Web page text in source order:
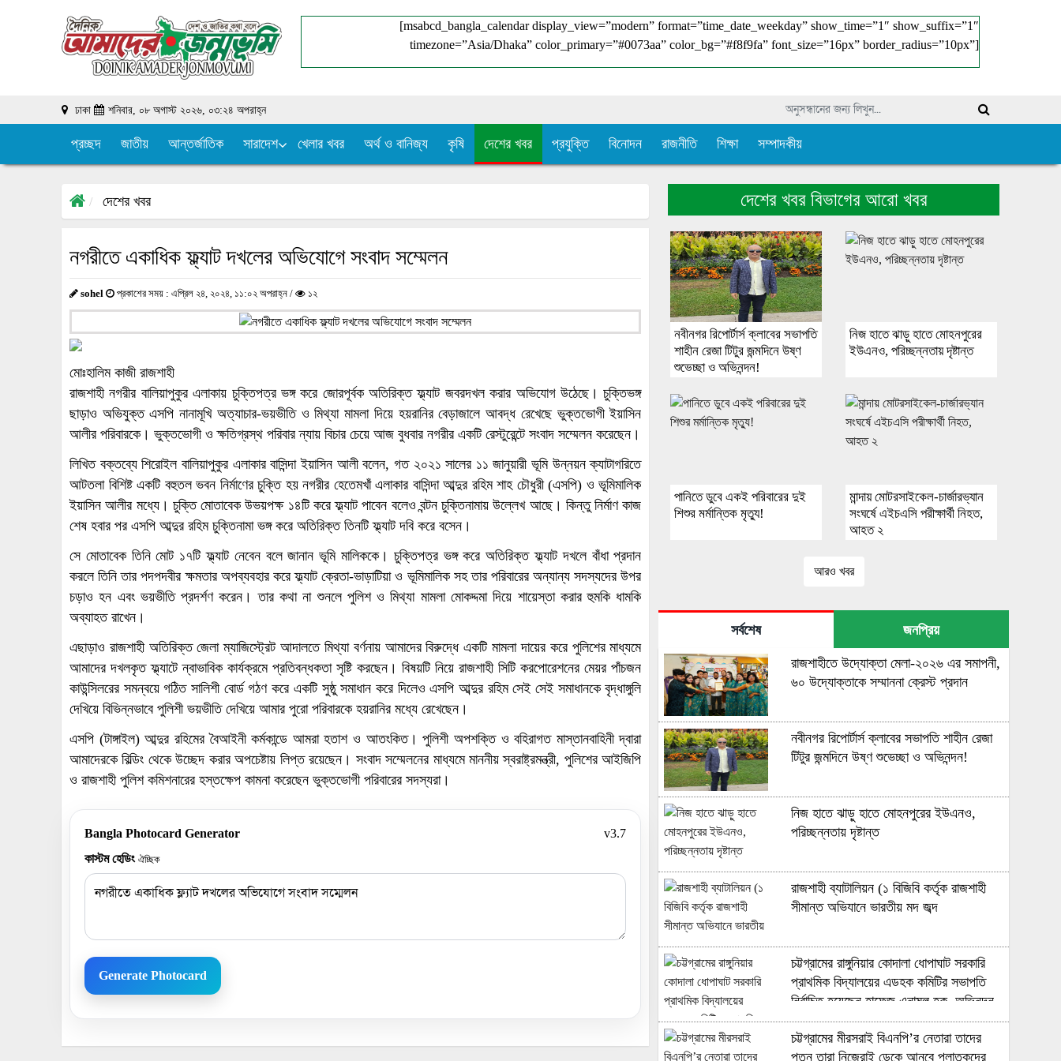
[msabcd_bangla_calendar display_view=”modern” format=”time_date_weekday” show_time=”1″ show_suffix=”1″
timezone=”Asia/Dhaka” color_primary=”#0073aa” color_bg=”#f8f9fa” font_size=”16px” border_radius=”10px”]
ঢাকা শনিবার, ০৮ অগাস্ট ২০২৬, ০৩:২৪ অপরাহ্ন
প্রচ্ছদ জাতীয় আন্তর্জাতিক সারাদেশ খেলার খবর অর্থ ও বানিজ্য কৃষি দেশের খবর প্রযুক্তি বিনোদন রাজনীতি শিক্ষা সম্পাদকীয়
দেশের খবর
নগরীতে একাধিক ফ্ল্যাট দখলের অভিযোগে সংবাদ সম্মেলন
sohel প্রকাশের সময় : এপ্রিল ২৪, ২০২৪, ১১:০২ অপরাহ্ন / ১২
মোঃহালিম কাজী রাজশাহী
রাজশাহী নগরীর বালিয়াপুকুর এলাকায় চুক্তিপত্র ভঙ্গ করে জোরপূর্বক অতিরিক্ত ফ্ল্যাট জবরদখল করার অভিযোগ উঠেছে। চুক্তিভঙ্গ
ছাড়াও অভিযুক্ত এসপি নানামূখি অত্যাচার-ভয়ভীতি ও মিথ্যা মামলা দিয়ে হয়রানির বেড়াজালে আবদ্ধ রেখেছে ভুক্তভোগী ইয়াসিন
আলীর পরিবারকে। ভুক্তভোগী ও ক্ষতিগ্রস্থ পরিবার ন্যায় বিচার চেয়ে আজ বুধবার নগরীর একটি রেস্টুরেন্টে সংবাদ সম্মেলন করেছেন।
লিখিত বক্তব্যে শিরোইল বালিয়াপুকুর এলাকার বাসিন্দা ইয়াসিন আলী বলেন, গত ২০২১ সালের ১১ জানুয়ারী ভূমি উন্নয়ন ক্যাটাগরিতে
আটতলা বিশিষ্ট একটি বহুতল ভবন নির্মাণের চুক্তি হয় নগরীর হেতেমখাঁ এলাকার বাসিন্দা আব্দুর রহিম শাহ চৌধুরী (এসপি) ও ভূমিমালিক
ইয়াসিন আলীর মধ্যে। চুক্তি মোতাবেক উভয়পক্ষ ১৪টি করে ফ্ল্যাট পাবেন বলেও বন্টন চুক্তিনামায় উল্লেখ আছে। কিন্তু নির্মাণ কাজ
শেষ হবার পর এসপি আব্দুর রহিম চুক্তিনামা ভঙ্গ করে অতিরিক্ত তিনটি ফ্ল্যাট দবি করে বসেন।
সে মোতাবেক তিনি মোট ১৭টি ফ্ল্যাট নেবেন বলে জানান ভূমি মালিককে। চুক্তিপত্র ভঙ্গ করে অতিরিক্ত ফ্ল্যাট দখলে বাঁধা প্রদান
করলে তিনি তার পদপদবীর ক্ষমতার অপব্যবহার করে ফ্ল্যাট ক্রেতা-ভাড়াটিয়া ও ভূমিমালিক সহ তার পরিবারের অন্যান্য সদস্যদের উপর
চড়াও হন এবং ভয়ভীতি প্রদর্শণ করেন। তার কথা না শুনলে পুলিশ ও মিথ্যা মামলা মোকদ্দমা দিয়ে শায়েস্তা করার হুমকি ধামকি
অব্যাহত রাখেন।
এছাড়াও রাজশাহী অতিরিক্ত জেলা ম্যাজিস্ট্রেট আদালতে মিথ্যা বর্ণনায় আমাদের বিরুদ্ধে একটি মামলা দায়ের করে পুলিশের মাধ্যমে
আমাদের দখলকৃত ফ্ল্যাটে ন্বাভাবিক কার্যক্রমে প্রতিবন্ধকতা সৃষ্টি করছেন। বিষয়টি নিয়ে রাজশাহী সিটি করপোরেশনের মেয়র পাঁচজন
কাউন্সিলরের সমন্বয়ে গঠিত সালিশী বোর্ড গঠণ করে একটি সুষ্ঠু সমাধান করে দিলেও এসপি আব্দুর রহিম সেই সেই সমাধানকে বৃদ্ধাঙ্গুলি
দেখিয়ে বিভিন্নভাবে পুলিশী ভয়ভীতি দেখিয়ে আমার পুরো পরিবারকে হয়রানির মধ্যে রেখেছেন।
এসপি (টাঙ্গাইল) আব্দুর রহিমের বৈআইনী কর্মকান্ডে আমরা হতাশ ও আতংকিত। পুলিশী অপশক্তি ও বহিরাগত মাস্তানবাহিনী দ্বারা
আমাদেরকে বিল্ডিং থেকে উচ্ছেদ করার অপচেষ্টায় লিপ্ত রয়েছেন। সংবাদ সম্মেলনের মাধ্যমে মাননীয় স্বরাষ্ট্রমন্ত্রী, পুলিশের আইজিপি
ও রাজশাহী পুলিশ কমিশনারের হস্তক্ষেপ কামনা করেছেন ভুক্তভোগী পরিবারের সদস্যরা।
Bangla Photocard Generator
v3.7
কাস্টম হেডিং ঐচ্ছিক
Generate Photocard
দেশের খবর বিভাগের আরো খবর
নবীনগর রিপোর্টার্স ক্লাবের সভাপতি
শাহীন রেজা টিটুর জন্মদিনে উষ্ণ
শুভেচ্ছা ও অভিনন্দন!
নিজ হাতে ঝাড়ু হাতে মোহনপুরের
ইউএনও, পরিচ্ছন্নতায় দৃষ্টান্ত
পানিতে ডুবে একই পরিবারের দুই
শিশুর মর্মান্তিক মৃত্যু!
মান্দায় মোটরসাইকেল-চার্জারভ্যান
সংঘর্ষে এইচএসি পরীক্ষার্থী নিহত,
আহত ২
আরও খবর
সর্বশেষ জনপ্রিয়
রাজশাহীতে উদ্যোক্তা মেলা-২০২৬ এর সমাপনী,
৬০ উদ্যোক্তাকে সম্মাননা ক্রেস্ট প্রদান
নবীনগর রিপোর্টার্স ক্লাবের সভাপতি শাহীন রেজা
টিটুর জন্মদিনে উষ্ণ শুভেচ্ছা ও অভিনন্দন!
নিজ হাতে ঝাড়ু হাতে মোহনপুরের ইউএনও,
পরিচ্ছন্নতায় দৃষ্টান্ত
রাজশাহী ব্যাটালিয়ন (১ বিজিবি কর্তৃক রাজশাহী
সীমান্ত অভিযানে ভারতীয় মদ জব্দ
চট্টগ্রামের রাঙ্গুনিয়ার কোদালা ধোপাঘাট সরকারি
প্রাথমিক বিদ্যালয়ের এডহক কমিটির সভাপতি
নির্বাচিত হয়েছেন হাফেজ এনামুল হক, অভিনন্দন
চট্টগ্রামের মীরসরাই বিএনপি’র নেতারা তাদের
পতন তারা নিজেরাই ডেকে আনবে পলাতকদের